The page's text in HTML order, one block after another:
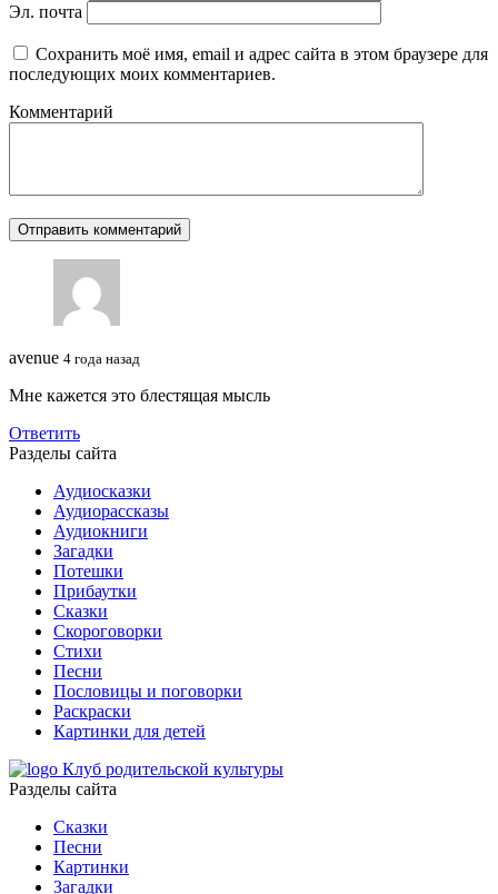
Эл. почта
Сохранить моё имя, email и адрес сайта в этом браузере для
последующих моих комментариев.
Комментарий
avenue 4 года назад
Мне кажется это блестящая мысль
Ответить
Разделы сайта
Аудиосказки
Аудиорассказы
Аудиокниги
Загадки
Потешки
Прибаутки
Сказки
Скороговорки
Стихи
Песни
Пословицы и поговорки
Раскраски
Картинки для детей
Клуб родительской культуры
Разделы сайта
Сказки
Песни
Картинки
Загадки